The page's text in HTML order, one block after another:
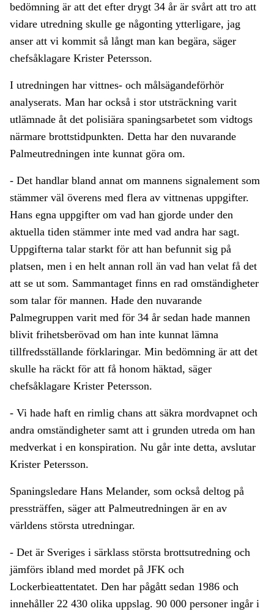
bedömning är att det efter drygt 34 år är svårt att tro att
vidare utredning skulle ge någonting ytterligare, jag
anser att vi kommit så långt man kan begära, säger
chefsåklagare Krister Petersson.
I utredningen har vittnes- och målsägandeförhör
analyserats. Man har också i stor utsträckning varit
utlämnade åt det polisiära spaningsarbetet som vidtogs
närmare brottstidpunkten. Detta har den nuvarande
Palmeutredningen inte kunnat göra om.
- Det handlar bland annat om mannens signalement som
stämmer väl överens med flera av vittnenas uppgifter.
Hans egna uppgifter om vad han gjorde under den
aktuella tiden stämmer inte med vad andra har sagt.
Uppgifterna talar starkt för att han befunnit sig på
platsen, men i en helt annan roll än vad han velat få det
att se ut som. Sammantaget finns en rad omständigheter
som talar för mannen. Hade den nuvarande
Palmegruppen varit med för 34 år sedan hade mannen
blivit frihetsberövad om han inte kunnat lämna
tillfredsställande förklaringar. Min bedömning är att det
skulle ha räckt för att få honom häktad, säger
chefsåklagare Krister Petersson.
- Vi hade haft en rimlig chans att säkra mordvapnet och
andra omständigheter samt att i grunden utreda om han
medverkat i en konspiration. Nu går inte detta, avslutar
Krister Petersson.
Spaningsledare Hans Melander, som också deltog på
pressträffen, säger att Palmeutredningen är en av
världens största utredningar.
- Det är Sveriges i särklass största brottsutredning och
jämförs ibland med mordet på JFK och
Lockerbieattentatet. Den har pågått sedan 1986 och
innehåller 22 430 olika uppslag. 90 000 personer ingår i